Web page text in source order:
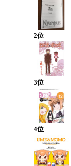
2位
3位
4位